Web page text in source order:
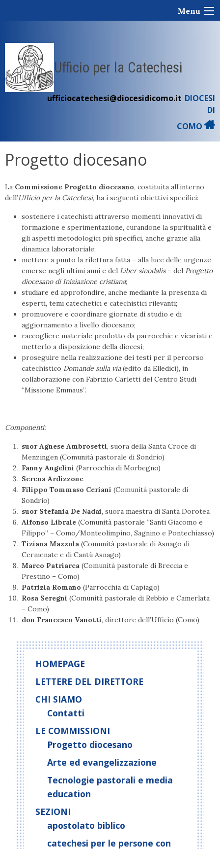
Menu
Ufficio per la Catechesi
ufficiocatechesi@diocesidicomo.it DIOCESI
DI
COMO
Progetto diocesano
La Commissione Progetto diocesano, costituita all’interno
dell’Ufficio per la Catechesi, ha i seguenti obiettivi specifici:
sostenere i catechisti attraverso momenti innovativi di
formazione e sperimentazione, curandone la spiritualità e
gli aspetti metodologici più specifici, anche grazie alla
dinamica laboratoriale;
mettere a punto la rilettura fatta – alla luce delle urgenze
emerse negli ultimi anni e del Liber sinodalis– del Progetto
diocesano di Iniziazione cristiana;
studiare ed approfondire, anche mediante la presenza di
esperti, temi catechetici e catechistici rilevanti;
promuovere e coordinare giornate di studio e di
aggiornamento a livello diocesano;
raccogliere materiale prodotto da parrocchie e vicariati e
metterlo a disposizione della diocesi;
proseguire nella realizzazione dei testi per il percorso
catechistico Domande sulla via(edito da Elledici), in
collaborazione con Fabrizio Carletti del Centro Studi
“Missione Emmaus”.
Componenti:
suor Agnese Ambrosetti, suora della Santa Croce di
Menzingen (Comunità pastorale di Sondrio)
Fanny Angelini (Parrocchia di Morbegno)
Serena Ardizzone
Filippo Tommaso Ceriani (Comunità pastorale di
Sondrio)
suor Stefania De Nadai, suora maestra di Santa Dorotea
Alfonso Librale (Comunità pastorale “Santi Giacomo e
Filippo” – Como/Monteolimpino, Sagnino e Pontechiasso)
Tiziana Mazzola (Comunità pastorale di Asnago di
Cermenate e di Cantù Asnago)
Marco Patriarca (Comunità pastorale di Breccia e
Prestino – Como)
Patrizia Romano (Parrocchia di Capiago)
Rosa Seregni (Comunità pastorale di Rebbio e Camerlata
– Como)
don Francesco Vanotti, direttore dell’Ufficio (Como)
HOMEPAGE
LETTERE DEL DIRETTORE
CHI SIAMO
Contatti
LE COMMISSIONI
Progetto diocesano
Arte ed evangelizzazione
Tecnologie pastorali e media
education
SEZIONI
apostolato biblico
catechesi per le persone con